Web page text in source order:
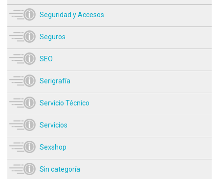
Seguridad y Accesos
Seguros
SEO
Serigrafía
Servicio Técnico
Servicios
Sexshop
Sin categoría